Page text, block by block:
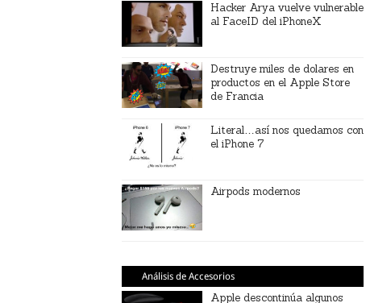
Hacker Arya vuelve vulnerable
al FaceID del iPhoneX
Destruye miles de dolares en
productos en el Apple Store
de Francia
Literal…así nos quedamos con
el iPhone 7
Airpods modernos
Análisis de Accesorios
Apple descontinúa algunos